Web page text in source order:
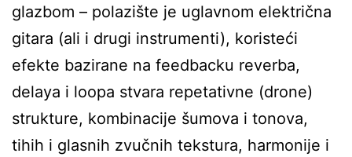
glazbom – polazište je uglavnom električna
gitara (ali i drugi instrumenti), koristeći
efekte bazirane na feedbacku reverba,
delaya i loopa stvara repetativne (drone)
strukture, kombinacije šumova i tonova,
tihih i glasnih zvučnih tekstura, harmonije i